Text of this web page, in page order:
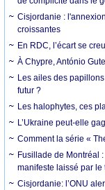
Cisjordanie :
croissantes
En RDC, l’écart se
À Chypre, António
Les ailes des
futur ?
Les halophytes, ces
L’Ukraine peut-elle
Comment la série «
Fusillade de Montréal
manifeste laissé par le
Cisjordanie: l’ONU